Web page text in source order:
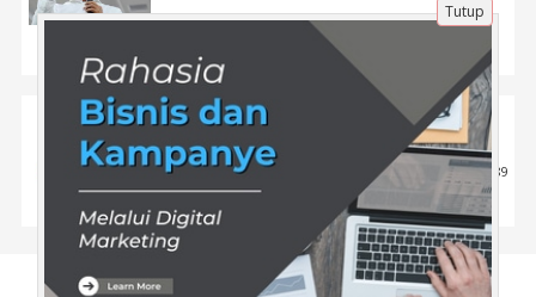
12 Sep 2025 | 341
ROI Sosial Media: Bagaimana Cara
12 Maret 2025 | 489
Tutup